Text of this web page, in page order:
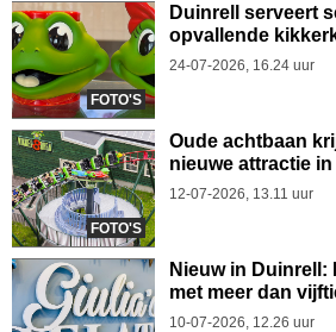
FOTO'S
Duinrell serveert
opvallende
24-07-2026, 16.24 uur
FOTO'S
Oude achtbaan
nieuwe attractie in
12-07-2026, 13.11 uur
Nieuw in Duinrell:
met meer dan
10-07-2026, 12.26 uur